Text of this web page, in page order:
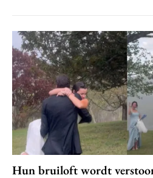
Hun bruiloft wordt